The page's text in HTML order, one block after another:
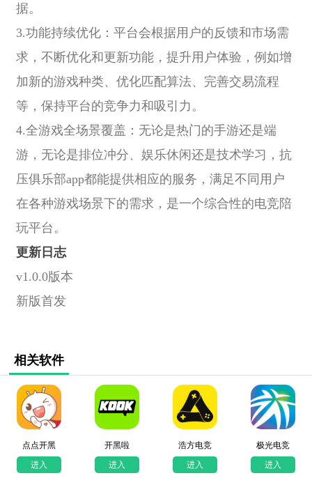
据。
3.功能持续优化：平台会根据用户的反馈和市场需
求，不断优化和更新功能，提升用户体验，例如增
加新的游戏种类、优化匹配算法、完善交易流程
等，保持平台的竞争力和吸引力。
4.全游戏全场景覆盖：无论是热门的手游还是端
游，无论是排位冲分、娱乐休闲还是技术学习，抗
压俱乐部app都能提供相应的服务，满足不同用户
在各种游戏场景下的需求，是一个综合性的电竞陪
玩平台。
更新日志
v1.0.0版本
新版首发
相关软件
点点开黑
进入
开黑啦
进入
浩方电竞
进入
极光电竞
进入